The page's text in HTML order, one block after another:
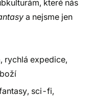
které nás
a nejsme jen
rychlá expedice,
sci-fi,